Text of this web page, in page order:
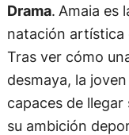
Drama. Amaia es
natación artística
Tras ver cómo
desmaya, la
capaces de
su ambición